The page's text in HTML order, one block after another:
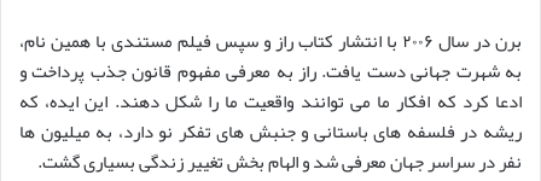
برن در سال ۲۰۰۶ با انتشار کتاب راز و سپس فیلم مستندی با همین نام،
به شهرت جهانی دست یافت. راز به معرفی مفهوم قانون جذب پرداخت و
ادعا کرد که افکار ما می توانند واقعیت ما را شکل دهند. این ایده، که
ریشه در فلسفه های باستانی و جنبش های تفکر نو دارد، به میلیون ها
نفر در سراسر جهان معرفی شد و الهام بخش تغییر زندگی بسیاری گشت.